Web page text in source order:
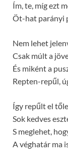
Ím, te, míg ezt
Öt-hat parányi
Nem lehet
Csak múlt a
És miként a
Repten-repűl,
Így repűlt el
Sok kedves
S meglehet,
A véghatár ma